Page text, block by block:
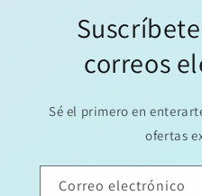
correos
Sé el primero en
ofertas
Correo electrónico